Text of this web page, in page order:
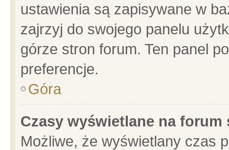
ustawienia są zapisywane w
zajrzyj do swojego panelu
górze stron forum. Ten panel
preferencje.
Góra
Czasy wyświetlane na forum
Możliwe, że wyświetlany czas